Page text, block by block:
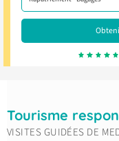
Tourisme
VISITES GUIDÉES DE